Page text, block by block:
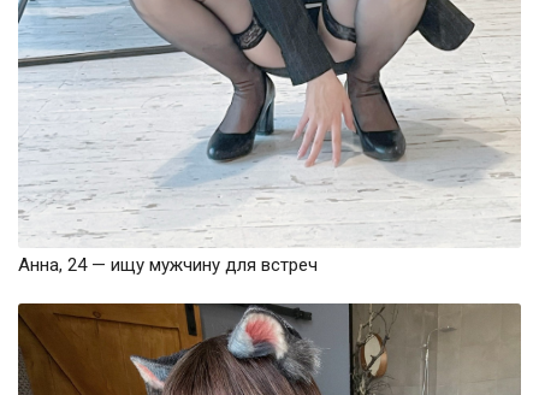
Анна, 24 — ищу мужчину для встреч